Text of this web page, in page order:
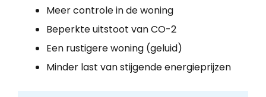
Meer controle in de woning
Beperkte uitstoot van CO-2
Een rustigere woning (geluid)
Minder last van stijgende energieprijzen